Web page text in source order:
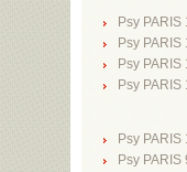
Psy
Psy
Psy
Psy
Psy
Psy